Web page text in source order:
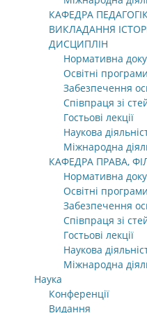
КАФЕДРА
ВИКЛАДАННЯ
ДИСЦИПЛІН
Нормативна
Освітні програми
Забезпечення
Співпраця зі
Гостьові лекції
Наукова
Міжнародна
КАФЕДРА ПРАВА,
Нормативна
Освітні програми
Забезпечення
Співпраця зі
Гостьові лекції
Наукова
Міжнародна
Наука
Конференції
Видання